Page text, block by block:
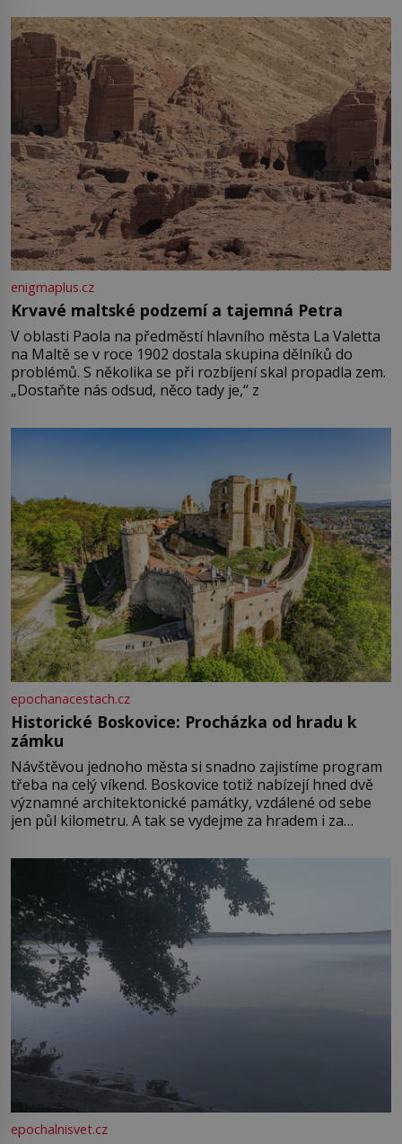
enigmaplus.cz
Krvavé maltské podzemí a tajemná Petra
V oblasti Paola na předměstí hlavního města La Valetta
na Maltě se v roce 1902 dostala skupina dělníků do
problémů. S několika se při rozbíjení skal propadla zem.
„Dostaňte nás odsud, něco tady je,“ z
epochanacestach.cz
Historické Boskovice: Procházka od hradu k
zámku
Návštěvou jednoho města si snadno zajistíme program
třeba na celý víkend. Boskovice totiž nabízejí hned dvě
významné architektonické památky, vzdálené od sebe
jen půl kilometru. A tak se vydejme za hradem i za
Boskovice na okraji Drahanské vrchoviny vznikla někdy
ve13. století, a už v roce 1313 kronikáři zaznamenali
epochalnisvet.cz